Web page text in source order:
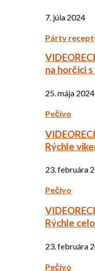
7. júla 2024
Párty
na horčici
25. mája 2024
Pečivo
Rýchle
23. februára
Pečivo
Rýchle
23. februára
Pečivo